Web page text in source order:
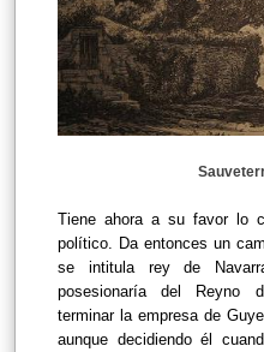
Tiene ahora a su favor lo
político. Da entonces un
se intitula rey de
posesionaría del Reyno
terminar la empresa de
aunque decidiendo él